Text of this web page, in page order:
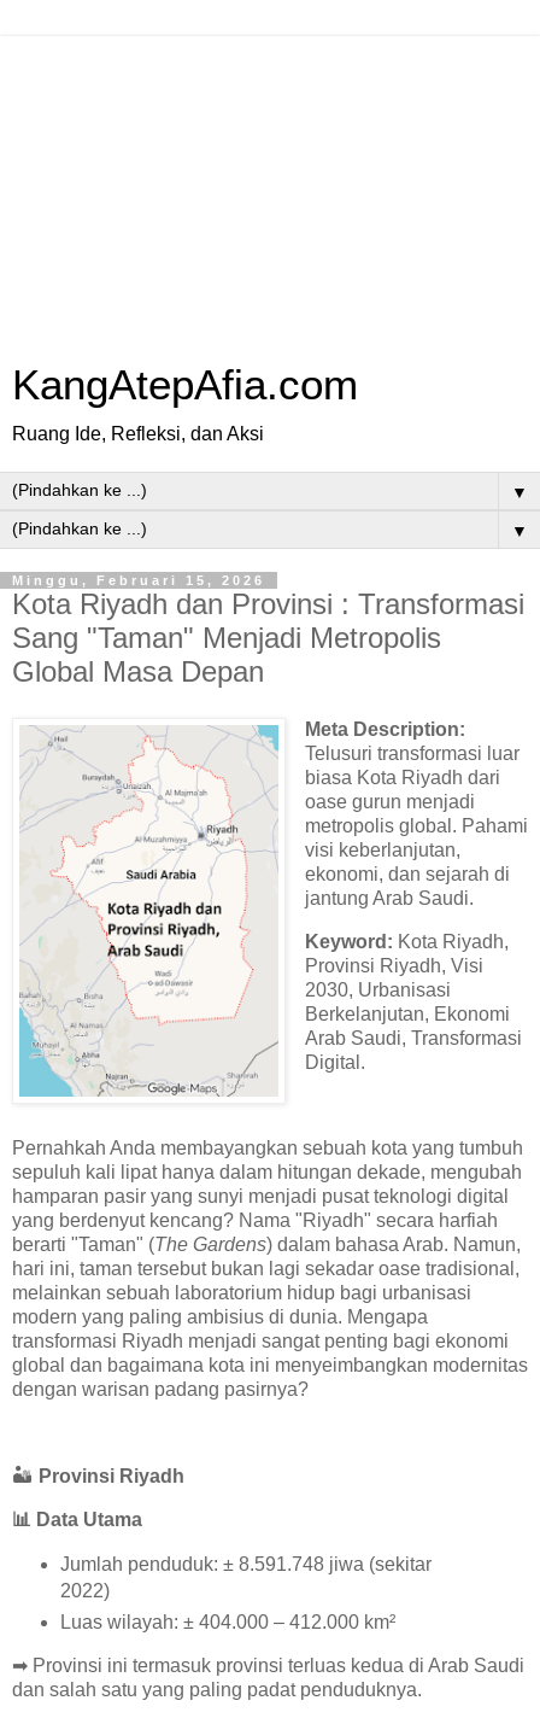
KangAtepAfia.com
Ruang Ide, Refleksi, dan Aksi
▼
▼
Minggu, Februari 15, 2026
Kota Riyadh dan Provinsi : Transformasi
Sang "Taman" Menjadi Metropolis
Global Masa Depan
Meta Description:
Telusuri transformasi luar
biasa Kota Riyadh dari
oase gurun menjadi
metropolis global. Pahami
visi keberlanjutan,
ekonomi, dan sejarah di
jantung Arab Saudi.
Keyword: Kota Riyadh,
Provinsi Riyadh, Visi
2030, Urbanisasi
Berkelanjutan, Ekonomi
Arab Saudi, Transformasi
Digital.
Pernahkah Anda membayangkan sebuah kota yang tumbuh
sepuluh kali lipat hanya dalam hitungan dekade, mengubah
hamparan pasir yang sunyi menjadi pusat teknologi digital
yang berdenyut kencang? Nama "Riyadh" secara harfiah
berarti "Taman" (The Gardens) dalam bahasa Arab. Namun,
hari ini, taman tersebut bukan lagi sekadar oase tradisional,
melainkan sebuah laboratorium hidup bagi urbanisasi
modern yang paling ambisius di dunia. Mengapa
transformasi Riyadh menjadi sangat penting bagi ekonomi
global dan bagaimana kota ini menyeimbangkan modernitas
dengan warisan padang pasirnya?
🏜️ Provinsi Riyadh
📊 Data Utama
Jumlah penduduk: ± 8.591.748 jiwa (sekitar
2022)
Luas wilayah: ± 404.000 – 412.000 km²
➡ Provinsi ini termasuk provinsi terluas kedua di Arab Saudi
dan salah satu yang paling padat penduduknya.